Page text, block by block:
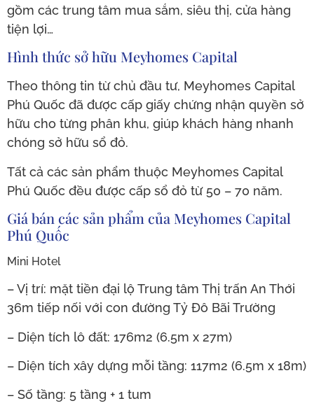
gồm các trung tâm mua sắm, siêu thị, cửa hàng
tiện lợi…
Hình thức sở hữu Meyhomes Capital
Theo thông tin từ chủ đầu tư, Meyhomes Capital
Phú Quốc đã được cấp giấy chứng nhận quyền sở
hữu cho từng phân khu, giúp khách hàng nhanh
chóng sở hữu sổ đỏ.
Tất cả các sản phẩm thuộc Meyhomes Capital
Phú Quốc đều được cấp sổ đỏ từ 50 – 70 năm.
Giá bán các sản phẩm của Meyhomes Capital
Phú Quốc
Mini Hotel
– Vị trí: mặt tiền đại lộ Trung tâm Thị trấn An Thới
36m tiếp nối với con đường Tỷ Đô Bãi Trường
– Diện tích lô đất: 176m2 (6.5m x 27m)
– Diện tích xây dựng mỗi tầng: 117m2 (6.5m x 18m)
– Số tầng: 5 tầng + 1 tum